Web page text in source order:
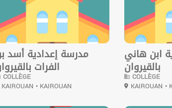
مدرسة إعدادية أسد
الفرات
COLLÈGE
KAIROUAN • KAIROUAN
ابن هاني
بالقيروان
COLLÈGE
KAIROUAN •